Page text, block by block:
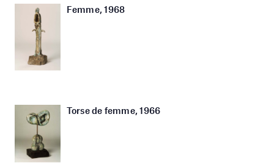
Femme, 1968
Torse de femme, 1966